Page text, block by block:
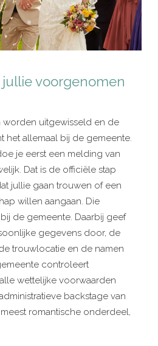
voorgenomen
uitgewisseld en de
het allemaal bij de gemeente.
je eerst een melding van
Dat is de officiële stap
jullie gaan trouwen of een
willen aangaan. Die
de gemeente. Daarbij geef
gegevens door, de
trouwlocatie en de namen
controleert
wettelijke voorwaarden
backstage van
romantische onderdeel,